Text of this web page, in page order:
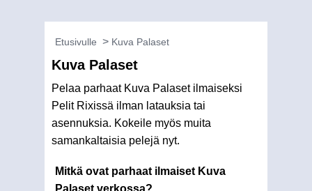
Etusivulle Kuva Palaset
Kuva Palaset
Pelaa parhaat Kuva Palaset ilmaiseksi
Pelit Rixissä ilman latauksia tai
asennuksia. Kokeile myös muita
samankaltaisia pelejä nyt.
Mitkä ovat parhaat ilmaiset Kuva
Palaset verkossa?